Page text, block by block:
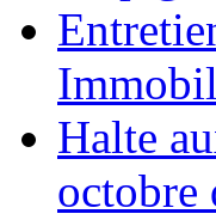
Halte
octobre